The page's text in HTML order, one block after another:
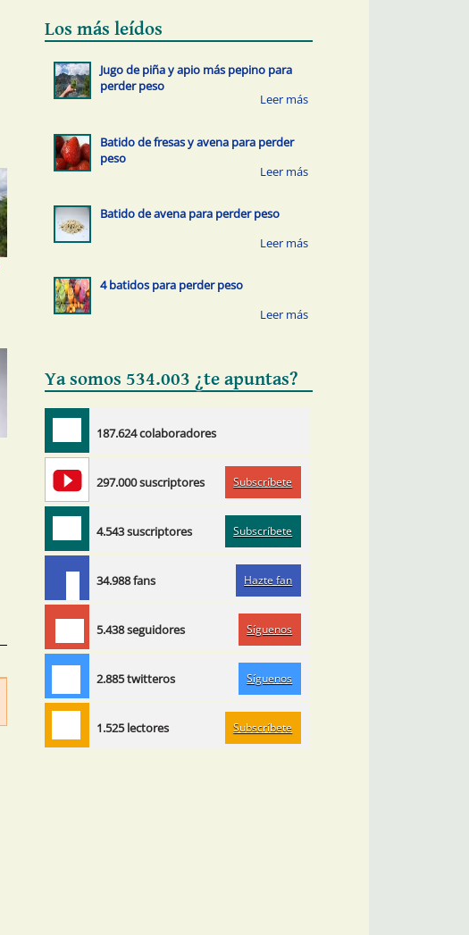
Los más leídos
Jugo de piña y apio más pepino para
perder peso
Batido de fresas y avena para perder
peso
Batido de avena para perder peso
4 batidos para perder peso
Ya somos 534.003 ¿te apuntas?
187.624 colaboradores
297.000 suscriptores Subscríbete
4.543 suscriptores Subscríbete
34.988 fans Hazte fan
5.438 seguidores Síguenos
2.885 twitteros Síguenos
1.525 lectores Subscríbete